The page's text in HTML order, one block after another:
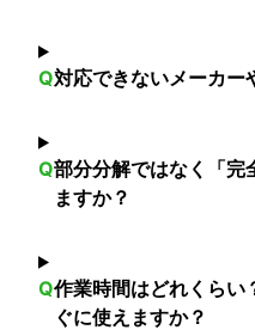
Q対応できないメーカー
Q部分分解ではなく「完
ますか？
Q作業時間はどれくらい
ぐに使えますか？